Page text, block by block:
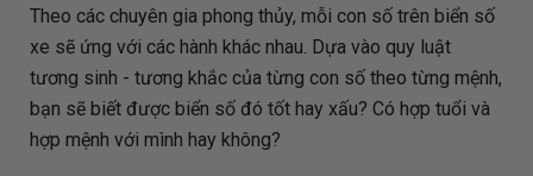
Theo các chuyên gia phong thủy, mỗi con số trên biển số
xe sẽ ứng với các hành khác nhau. Dựa vào quy luật
tương sinh - tương khắc của từng con số theo từng mệnh,
bạn sẽ biết được biển số đó tốt hay xấu? Có hợp tuổi và
hợp mệnh với mình hay không?